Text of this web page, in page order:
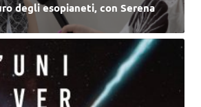
degli esopianeti, con Serena